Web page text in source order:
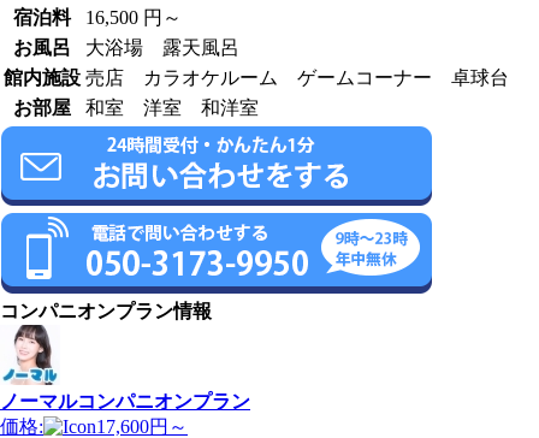
宿泊料
16,500 円～
お風呂
大浴場 露天風呂
館内施設 売店 カラオケルーム ゲームコーナー 卓球台
お部屋
和室 洋室 和洋室
コンパニオンプラン情報
ノーマルコンパニオンプラン
価格:
17,600円～